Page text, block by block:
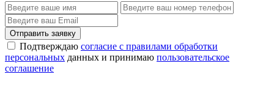
Отправить заявку
Подтверждаю согласие с правилами обработки
персональных данных и принимаю пользовательское
соглашение